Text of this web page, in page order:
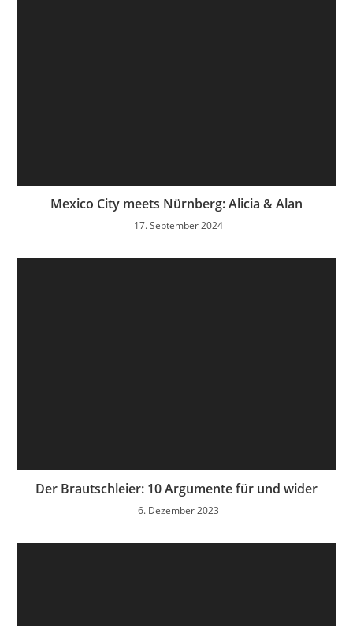
Mexico City meets Nürnberg: Alicia & Alan
17. September 2024
Der Brautschleier: 10 Argumente für und wider
6. Dezember 2023